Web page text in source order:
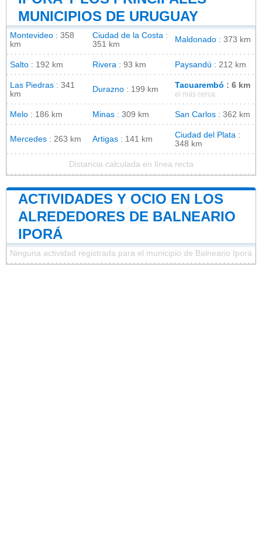
MUNICIPIOS DE URUGUAY
Montevideo : 358
km
Ciudad de la Costa :
351 km
Maldonado : 373 km
Salto : 192 km Rivera : 93 km Paysandú : 212 km
Las Piedras : 341
km
Durazno : 199 km Tacuarembó : 6 km
el más cerca
Melo : 186 km Minas : 309 km San Carlos : 362 km
Mercedes : 263 km Artigas : 141 km Ciudad del Plata :
348 km
Distancia calculada en línea recta
ACTIVIDADES Y OCIO EN LOS
ALREDEDORES DE BALNEARIO
IPORÁ
Ninguna actividad registrada para el municipio de Balneario Iporá